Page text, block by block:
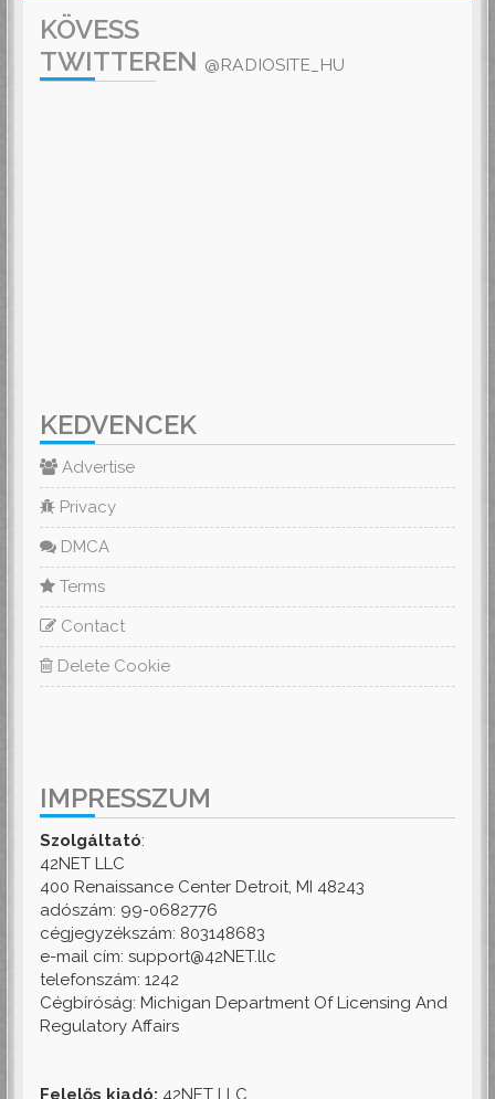
KÖVESS
TWITTEREN @RADIOSITE_HU
KEDVENCEK
Advertise
Privacy
DMCA
Terms
Contact
Delete Cookie
IMPRESSZUM
Szolgáltató:
42NET LLC
400 Renaissance Center Detroit, MI 48243
adószám: 99-0682776
cégjegyzékszám: 803148683
e-mail cím: support@42NET.llc
telefonszám: 1242
Cégbíróság: Michigan Department Of Licensing And
Regulatory Affairs
Felelős kiadó: 42NET LLC